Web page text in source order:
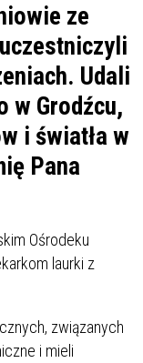
ze
Udali
w Grodźcu,
i światła w
Pana
Ośrodeku
laurki z
związanych
i mieli